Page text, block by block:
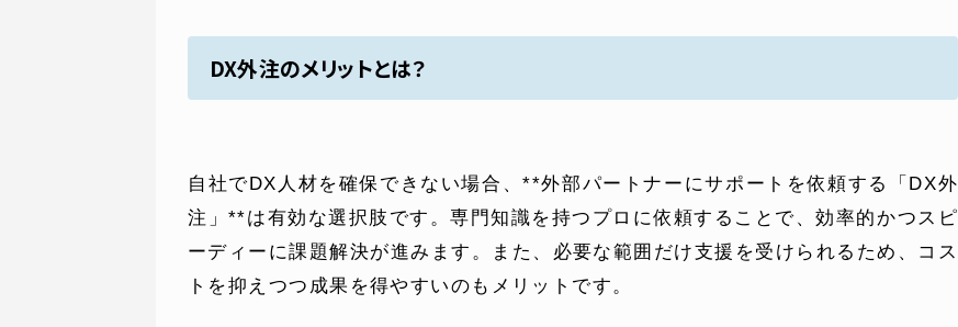
DX外注のメリットとは？
自社でDX人材を確保できない場合、**外部パートナーにサポートを依頼する「DX外
注」**は有効な選択肢です。専門知識を持つプロに依頼することで、効率的かつスピ
ーディーに課題解決が進みます。また、必要な範囲だけ支援を受けられるため、コス
トを抑えつつ成果を得やすいのもメリットです。